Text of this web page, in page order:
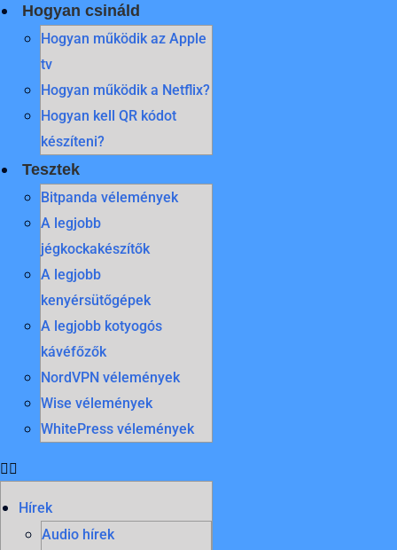
Hogyan csináld
Hogyan működik az Apple
tv
Hogyan működik a Netflix?
Hogyan kell QR kódot
készíteni?
Tesztek
Bitpanda vélemények
A legjobb
jégkockakészítők
A legjobb
kenyérsütőgépek
A legjobb kotyogós
kávéfőzők
NordVPN vélemények
Wise vélemények
WhitePress vélemények
Hírek
Audio hírek